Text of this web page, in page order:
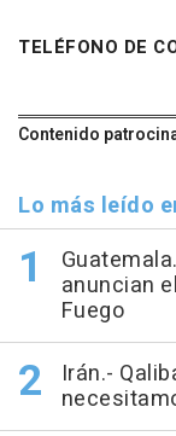
TELÉFONO DE
Contenido
Lo más leído
anuncian
Fuego
Irán.-